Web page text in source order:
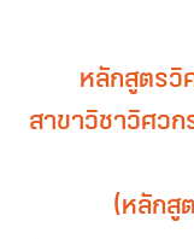
หลักสูตร
สาขาวิชาวิศว
(หลักสู